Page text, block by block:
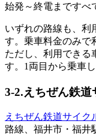
始発～終電まですべ
いずれの路線も、利
す。乗車料金のみで
ただし、利用できる
す。1両目から乗車
3-2.えちぜん鉄道
えちぜん鉄道サイク
路線、福井市・福井